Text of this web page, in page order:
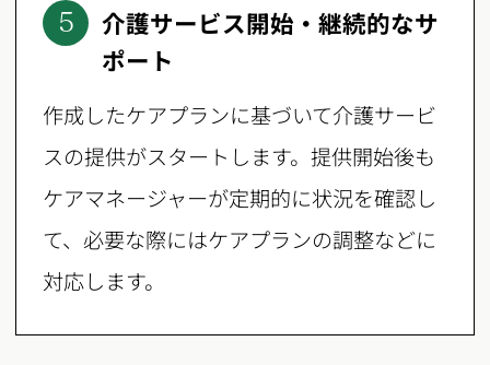
5
介護サービス開始・継続的なサ
ポート
作成したケアプランに基づいて介護サービ
スの提供がスタートします。提供開始後も
ケアマネージャーが定期的に状況を確認し
て、必要な際にはケアプランの調整などに
対応します。